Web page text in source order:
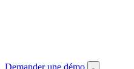
Demander une démo